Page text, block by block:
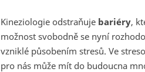
Kineziologie odstraňuje bariéry,
možnost svobodně se nyní
vzniklé působením stresů. Ve
pro nás může mít do budoucna